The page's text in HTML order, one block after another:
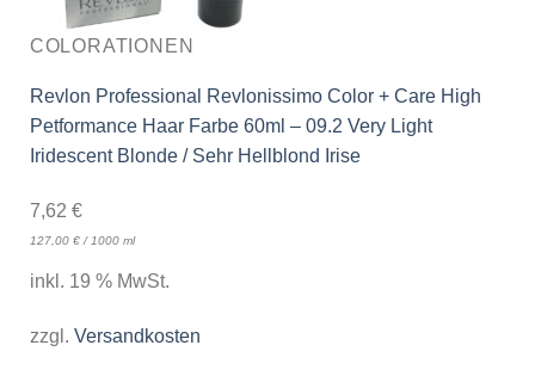
COLORATIONEN
Revlon Professional Revlonissimo Color + Care High
Petformance Haar Farbe 60ml – 09.2 Very Light
Iridescent Blonde / Sehr Hellblond Irise
7,62 €
127,00 €/1000 ml
inkl. 19 % MwSt.
zzgl. Versandkosten